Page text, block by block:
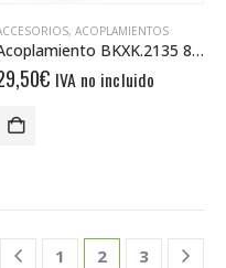
, ACOPLAMIENTOS
Acoplamiento BKXK.2135 8/8
€ IVA no incluido
1 2 3